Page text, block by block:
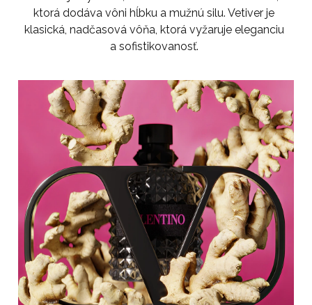
ktorá dodáva vôni hĺbku a mužnú silu. Vetiver je
klasická, nadčasová vôňa, ktorá vyžaruje eleganciu
a sofistikovanosť.